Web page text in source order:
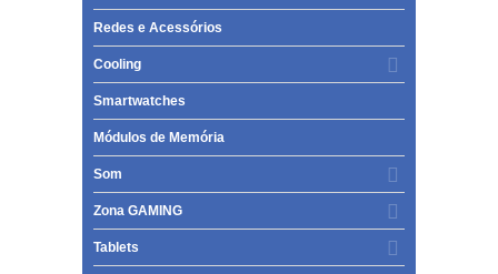
Redes e Acessórios
Cooling
Smartwatches
Módulos de Memória
Som
Zona GAMING
Tablets